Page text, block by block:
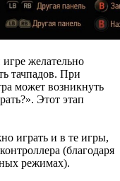
желательно
тачпадов. При
может возникнуть
Этот этап
играть и в те игры,
(благодаря
режимах).